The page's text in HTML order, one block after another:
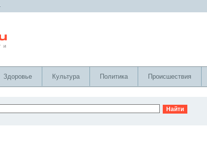
Здоровье Культура Политика Происшествия